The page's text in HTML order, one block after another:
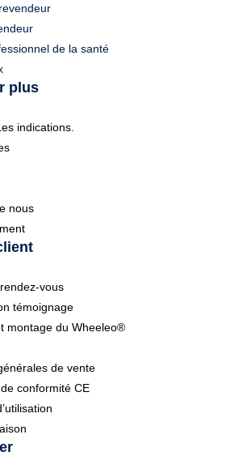
de la santé
plus
indications.
nous
vous
témoignage
montage du Wheeleo®
de vente
conformité CE